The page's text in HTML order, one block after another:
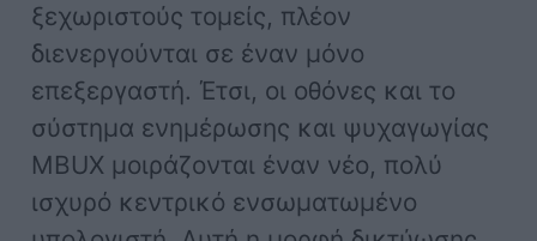
ξεχωριστούς τομείς, πλέον
διενεργούνται σε έναν μόνο
επεξεργαστή. Έτσι, οι οθόνες και το
σύστημα ενημέρωσης και ψυχαγωγίας
MBUX μοιράζονται έναν νέο, πολύ
ισχυρό κεντρικό ενσωματωμένο